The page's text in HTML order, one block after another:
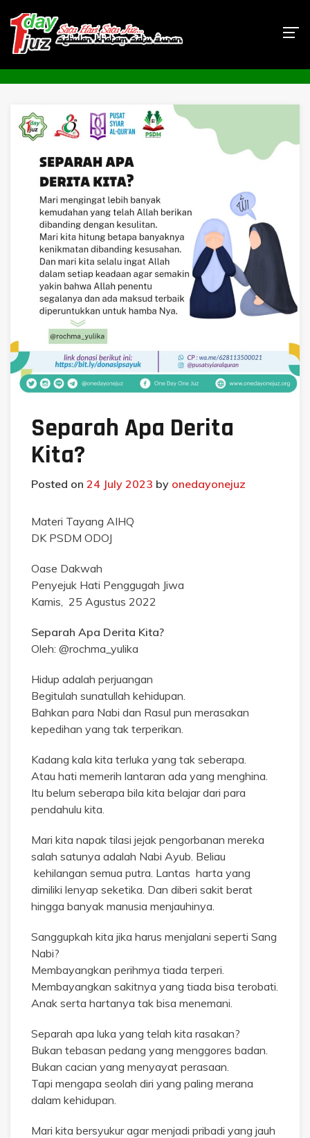
Separah Apa Derita
Kita?
Posted on 24 July 2023 by onedayonejuz
Materi Tayang AIHQ
DK PSDM ODOJ
Oase Dakwah
Penyejuk Hati Penggugah Jiwa
Kamis, 25 Agustus 2022
Separah Apa Derita Kita?
Oleh: @rochma_yulika
Hidup adalah perjuangan
Begitulah sunatullah kehidupan.
Bahkan para Nabi dan Rasul pun merasakan
kepedihan yang tak terperikan.
Kadang kala kita terluka yang tak seberapa.
Atau hati memerih lantaran ada yang menghina.
Itu belum seberapa bila kita belajar dari para
pendahulu kita.
Mari kita napak tilasi jejak pengorbanan mereka
salah satunya adalah Nabi Ayub. Beliau
kehilangan semua putra. Lantas harta yang
dimiliki lenyap seketika. Dan diberi sakit berat
hingga banyak manusia menjauhinya.
Sanggupkah kita jika harus menjalani seperti Sang
Nabi?
Membayangkan perihmya tiada terperi.
Membayangkan sakitnya yang tiada bisa terobati.
Anak serta hartanya tak bisa menemani.
Separah apa luka yang telah kita rasakan?
Bukan tebasan pedang yang menggores badan.
Bukan cacian yang menyayat perasaan.
Tapi mengapa seolah diri yang paling merana
dalam kehidupan.
Mari kita bersyukur agar menjadi pribadi yang jauh